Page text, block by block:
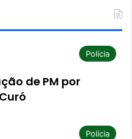
Polícia
de PM por
Polícia